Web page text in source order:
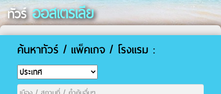
ทัวร์ ออสเตรเลีย
ค้นหาทัวร์ / แพ็คเกจ / โรงแรม :